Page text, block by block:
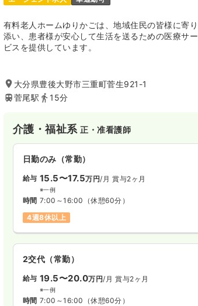
有料老人ホームゆりかごは、地域住民の皆様に寄り
添い、患者様が安心して生活を送るための医療サー
ビスを提供しています。
大分県豊後大野市三重町菅生921-1
菅尾駅
15分
介護・福祉系正・准看護師
日勤のみ（常勤）
給与 15.5〜17.5万円/月 賞与2ヶ月
※一例
時間 7:00～16:00 （休憩60分）
4週8休以上
2交代（常勤）
給与 19.5〜20.0万円/月 賞与2ヶ月
※一例
時間 7:00～16:00 （休憩60分）